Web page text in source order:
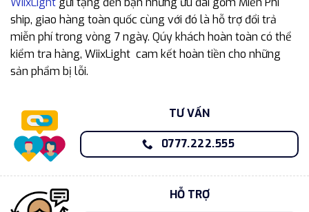
ship, giao hàng toàn quốc cùng với đó là hỗ trợ đổi trả
miễn phí trong vòng 7 ngày. Qúy khách hoàn toàn có thể
kiểm tra hàng, WiixLight cam kết hoàn tiền cho những
sản phẩm bị lỗi.
TƯ VẤN
0777.222.555
HỖ TRỢ